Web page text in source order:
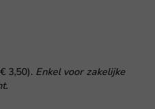
3,50). Enkel voor zakelijke